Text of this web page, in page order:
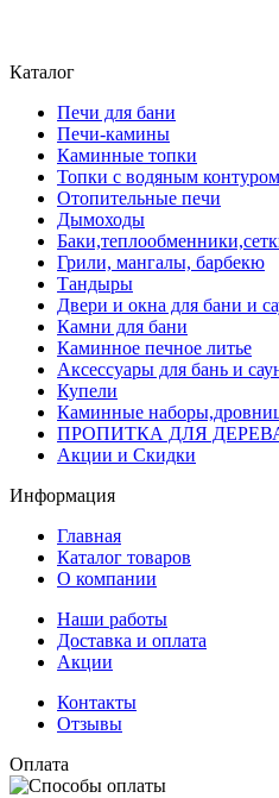
Каталог
Печи для бани
Печи-камины
Каминные топки
Топки с водяным контуром
Отопительные печи
Дымоходы
Грили, мангалы, барбекю
Тандыры
Двери и окна для бани и
Камни для бани
Каминное печное литье
Аксессуары для бань и
Купели
Каминные
ПРОПИТКА ДЛЯ
Акции и Скидки
Информация
Главная
Каталог товаров
О компании
Наши работы
Доставка и оплата
Акции
Контакты
Отзывы
Оплата